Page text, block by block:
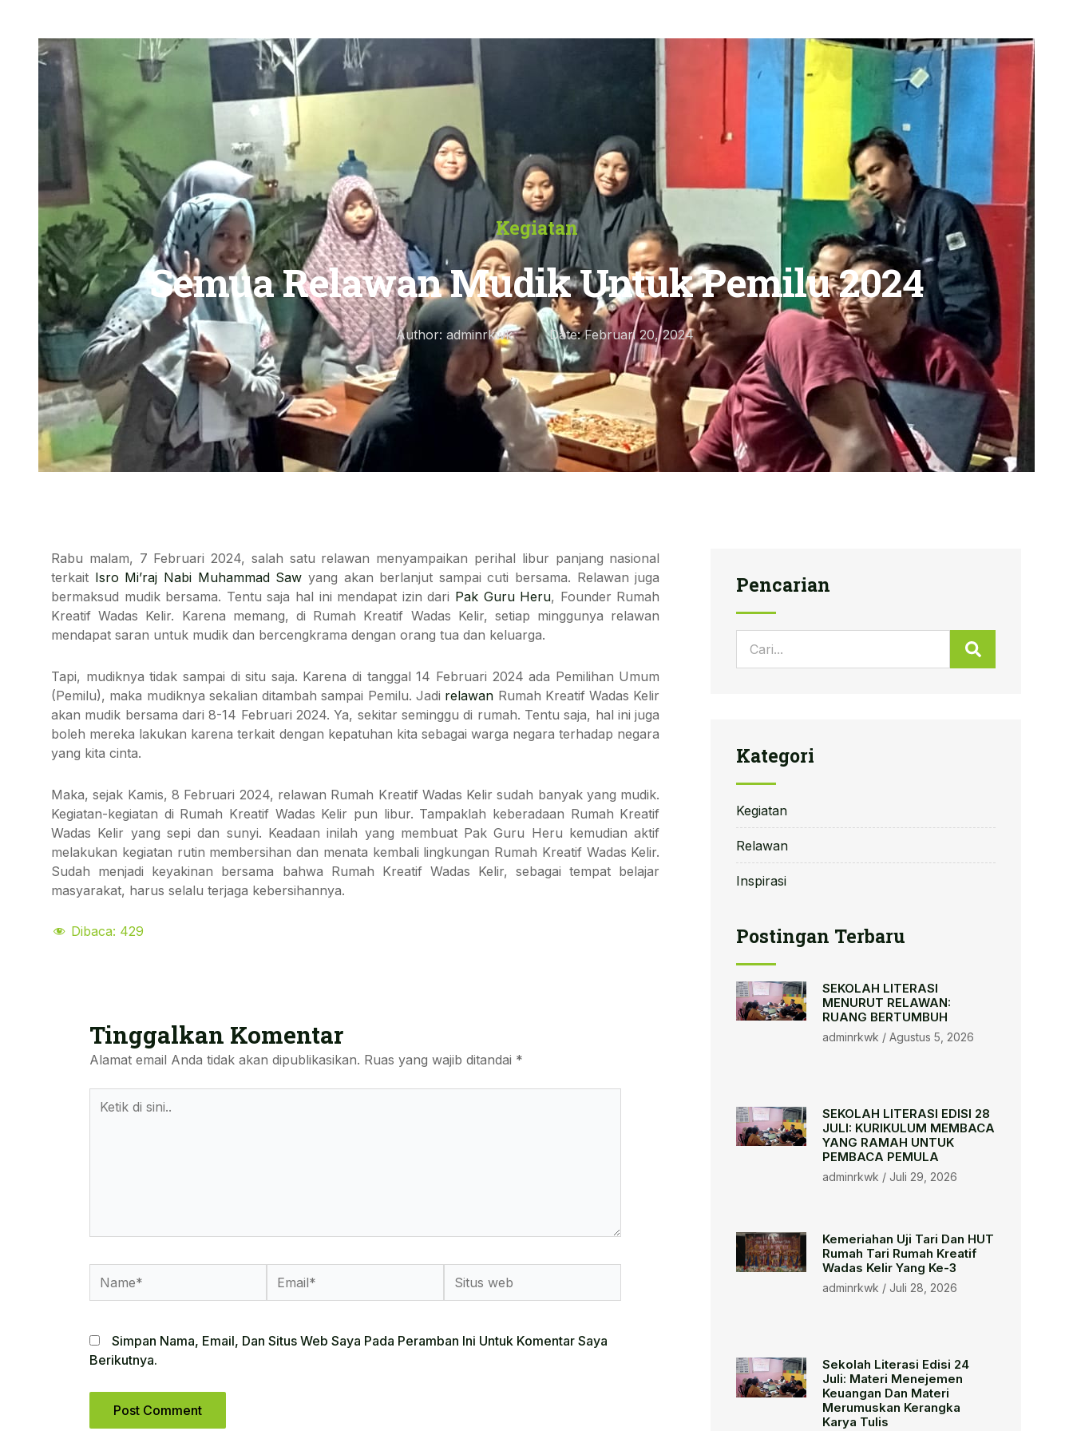
Kegiatan
Semua Relawan Mudik Untuk Pemilu 2024
Author: adminrkwk Date:Februari 20, 2024
Rabu malam, 7 Februari 2024, salah satu relawan menyampaikan perihal libur panjang nasional
terkait Isro Mi’raj Nabi Muhammad Saw yang akan berlanjut sampai cuti bersama. Relawan juga
bermaksud mudik bersama. Tentu saja hal ini mendapat izin dari Pak Guru Heru, Founder Rumah
Kreatif Wadas Kelir. Karena memang, di Rumah Kreatif Wadas Kelir, setiap minggunya relawan
mendapat saran untuk mudik dan bercengkrama dengan orang tua dan keluarga.
Tapi, mudiknya tidak sampai di situ saja. Karena di tanggal 14 Februari 2024 ada Pemilihan Umum
(Pemilu), maka mudiknya sekalian ditambah sampai Pemilu. Jadi relawan Rumah Kreatif Wadas Kelir
akan mudik bersama dari 8-14 Februari 2024. Ya, sekitar seminggu di rumah. Tentu saja, hal ini juga
boleh mereka lakukan karena terkait dengan kepatuhan kita sebagai warga negara terhadap negara
yang kita cinta.
Maka, sejak Kamis, 8 Februari 2024, relawan Rumah Kreatif Wadas Kelir sudah banyak yang mudik.
Kegiatan-kegiatan di Rumah Kreatif Wadas Kelir pun libur. Tampaklah keberadaan Rumah Kreatif
Wadas Kelir yang sepi dan sunyi. Keadaan inilah yang membuat Pak Guru Heru kemudian aktif
melakukan kegiatan rutin membersihan dan menata kembali lingkungan Rumah Kreatif Wadas Kelir.
Sudah menjadi keyakinan bersama bahwa Rumah Kreatif Wadas Kelir, sebagai tempat belajar
masyarakat, harus selalu terjaga kebersihannya.
Dibaca: 429
Tinggalkan Komentar
Alamat email Anda tidak akan dipublikasikan. Ruas yang wajib ditandai *
Web
Simpan Nama, Email, Dan Situs Web Saya Pada Peramban Ini Untuk Komentar Saya
Berikutnya.
Pencarian
Search
Kategori
Kegiatan
Relawan
Inspirasi
Postingan Terbaru
SEKOLAH LITERASI
MENURUT RELAWAN:
RUANG BERTUMBUH
adminrkwk Agustus 5, 2026
SEKOLAH LITERASI EDISI 28
JULI: KURIKULUM MEMBACA
YANG RAMAH UNTUK
PEMBACA PEMULA
adminrkwk Juli 29, 2026
Kemeriahan Uji Tari Dan HUT
Rumah Tari Rumah Kreatif
Wadas Kelir Yang Ke-3
adminrkwk Juli 28, 2026
Sekolah Literasi Edisi 24
Juli: Materi Menejemen
Keuangan Dan Materi
Merumuskan Kerangka
Karya Tulis